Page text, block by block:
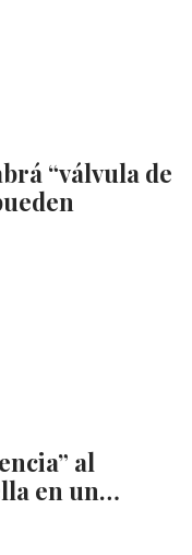
“válvula de
al
en un…